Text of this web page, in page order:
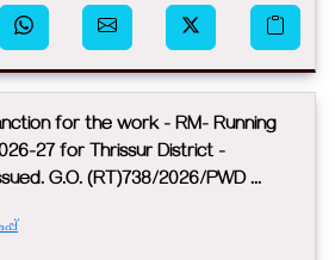
for the work - RM- Running
27 for Thrissur District -
G.O. (RT)738/2026/PWD ...